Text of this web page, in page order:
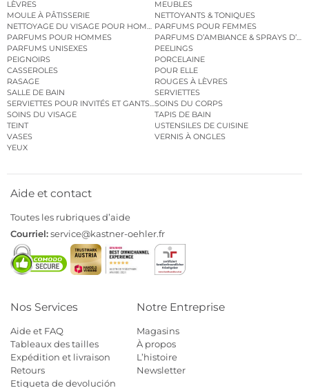
LÈVRES
MEUBLES
MOULE À PÂTISSERIE
NETTOYANTS & TONIQUES
NETTOYAGE DU VISAGE POUR HOMMESPARFUMS POUR FEMMES
PARFUMS POUR HOMMES
PARFUMS D’AMBIANCE & SPRAYS
PARFUMS UNISEXES
PEELINGS
PEIGNOIRS
PORCELAINE
CASSEROLES
POUR ELLE
RASAGE
ROUGES À LÈVRES
SALLE DE BAIN
SERVIETTES
SERVIETTES POUR INVITÉS ET GANTS DE TOILETTE
SOINS DU CORPS
SOINS DU VISAGE
TAPIS DE BAIN
TEINT
USTENSILES DE CUISINE
VASES
VERNIS À ONGLES
YEUX
Aide et contact
Toutes les rubriques d’aide
Courriel:service@kastner-oehler.fr
Nos Services
Aide et FAQ
Tableaux des tailles
Expédition et livraison
Retours
Etiqueta de devolución
Notre Entreprise
Magasins
À propos
L’histoire
Newsletter